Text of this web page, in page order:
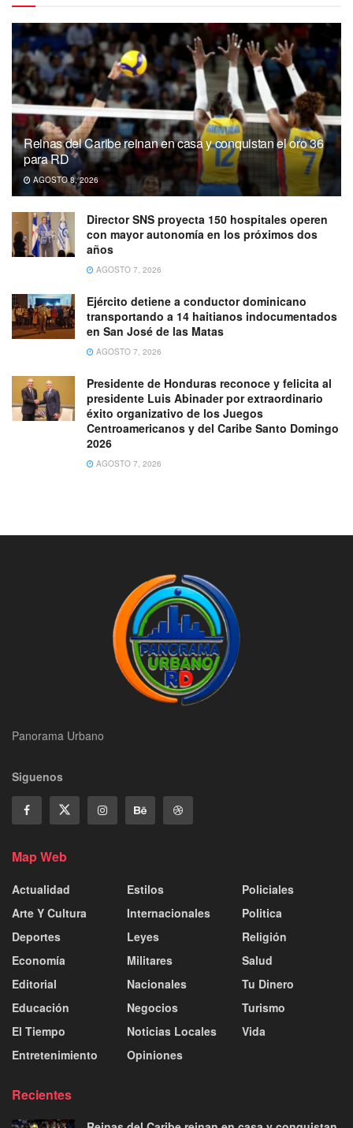
Reinas del Caribe reinan en casa y conquistan el oro 36
para RD
AGOSTO 8, 2026
Director SNS proyecta 150 hospitales operen
con mayor autonomía en los próximos dos
años
AGOSTO 7, 2026
Ejército detiene a conductor dominicano
transportando a 14 haitianos indocumentados
en San José de las Matas
AGOSTO 7, 2026
Presidente de Honduras reconoce y felicita al
presidente Luis Abinader por extraordinario
éxito organizativo de los Juegos
Centroamericanos y del Caribe Santo Domingo
2026
AGOSTO 7, 2026
Panorama Urbano
Siguenos
Map Web
Actualidad
Arte Y Cultura
Deportes
Economía
Editorial
Educación
El Tiempo
Entretenimiento
Estilos
Internacionales
Leyes
Militares
Nacionales
Negocios
Noticias Locales
Opiniones
Policiales
Politica
Religión
Salud
Tu Dinero
Turismo
Vida
Recientes